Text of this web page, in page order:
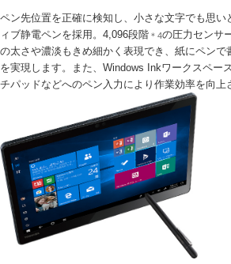
ペン先位置を正確に検知し、小さな文字でも思い
ィブ静電ペンを採用。4,096段階 ＊4の圧力センサ
の太さや濃淡もきめ細かく表現でき、紙にペンで
を実現します。また、Windows Inkワークスペー
チパッドなどへのペン入力により作業効率を向上